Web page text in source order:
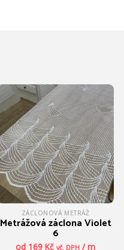
ZÁCLONOVÁ METRÁŽ
Metrážová záclona Violet
6
od 169 Kč vč. DPH / m